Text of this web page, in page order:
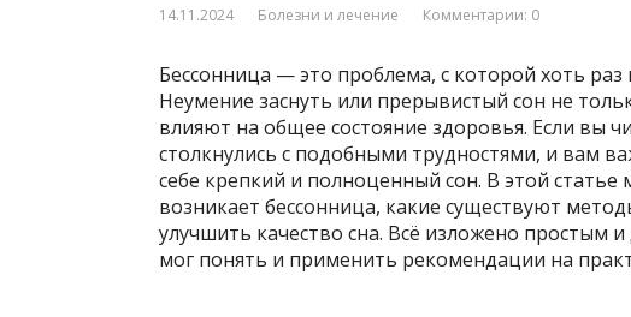
14.11.2024 Болезни и лечение Комментарии: 0
Бессонница — это проблема, с которой хоть
Неумение заснуть или прерывистый сон не
влияют на общее состояние здоровья. Если вы
столкнулись с подобными трудностями, и вам
себе крепкий и полноценный сон. В этой
возникает бессонница, какие существуют
улучшить качество сна. Всё изложено простым
мог понять и применить рекомендации на